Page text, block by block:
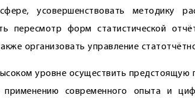
усовершенствовать методику
пересмотр форм статистической
организовать управление
уровне осуществить предстоящую
применению современного опыта и